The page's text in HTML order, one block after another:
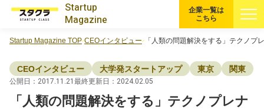
Startup
Magazine
注目スタートアップ
企業一覧は
こちら
Startup Magazine TOP CEOインタビュー 「人類の問題解決をする」テクノプ
CEOインタビュー 大学発スタートアップ 東京 関東
公開日：2017.11.21最終更新日：2024.02.05
「人類の問題解決をする」テクノプレナ